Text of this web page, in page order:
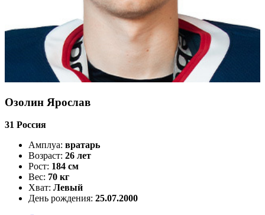
Озолин Ярослав
31 Россия
Амплуа: вратарь
Возраст: 26 лет
Рост: 184 см
Вес: 70 кг
Хват: Левый
День рождения: 25.07.2000